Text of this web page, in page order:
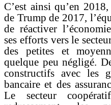
C’est ainsi qu’en
de Trump de 2017,
de réactiver
ses efforts vers le
des petites et
quelque peu négligé.
constructifs avec les
bancaire et des
Le secteur